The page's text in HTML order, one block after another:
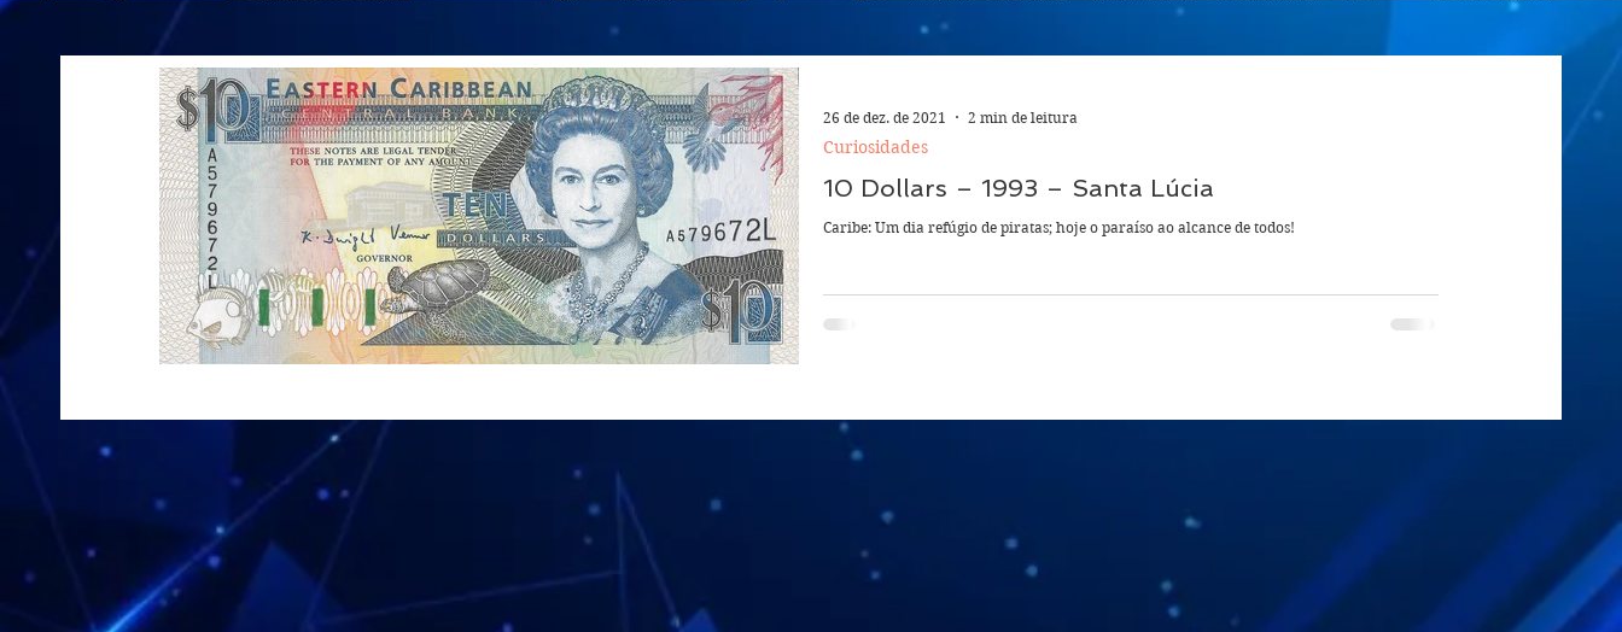
10 Dollars – 1993 – Santa Lúcia
Caribe: Um dia refúgio de piratas; hoje o paraíso ao alcance de todos!
Curiosidades
26 de dez. de 2021 2 min de leitura